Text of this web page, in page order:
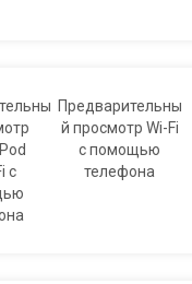
с
Предварительны
й просмотр Wi-Fi
с помощью
телефона